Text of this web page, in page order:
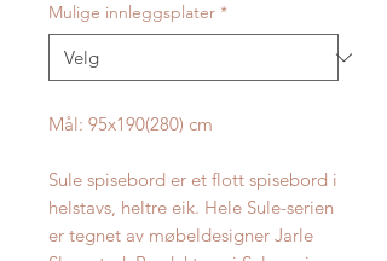
Mulige innleggsplater *
Mål: 95x190(280) cm
Sule spisebord er et flott spisebord i
helstavs, heltre eik. Hele Sule-serien
er tegnet av møbeldesigner Jarle